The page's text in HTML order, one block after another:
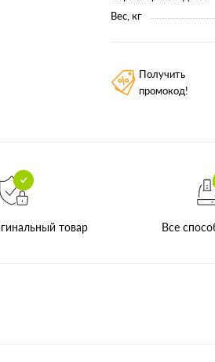
Вес, кг
Получить
промокод!
товар Все